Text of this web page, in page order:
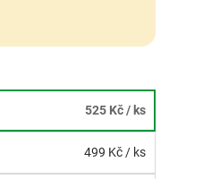
525 Kč/ ks
499 Kč / ks